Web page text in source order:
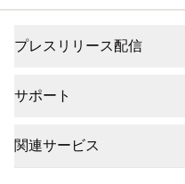
プレスリリース配信
サポート
関連サービス